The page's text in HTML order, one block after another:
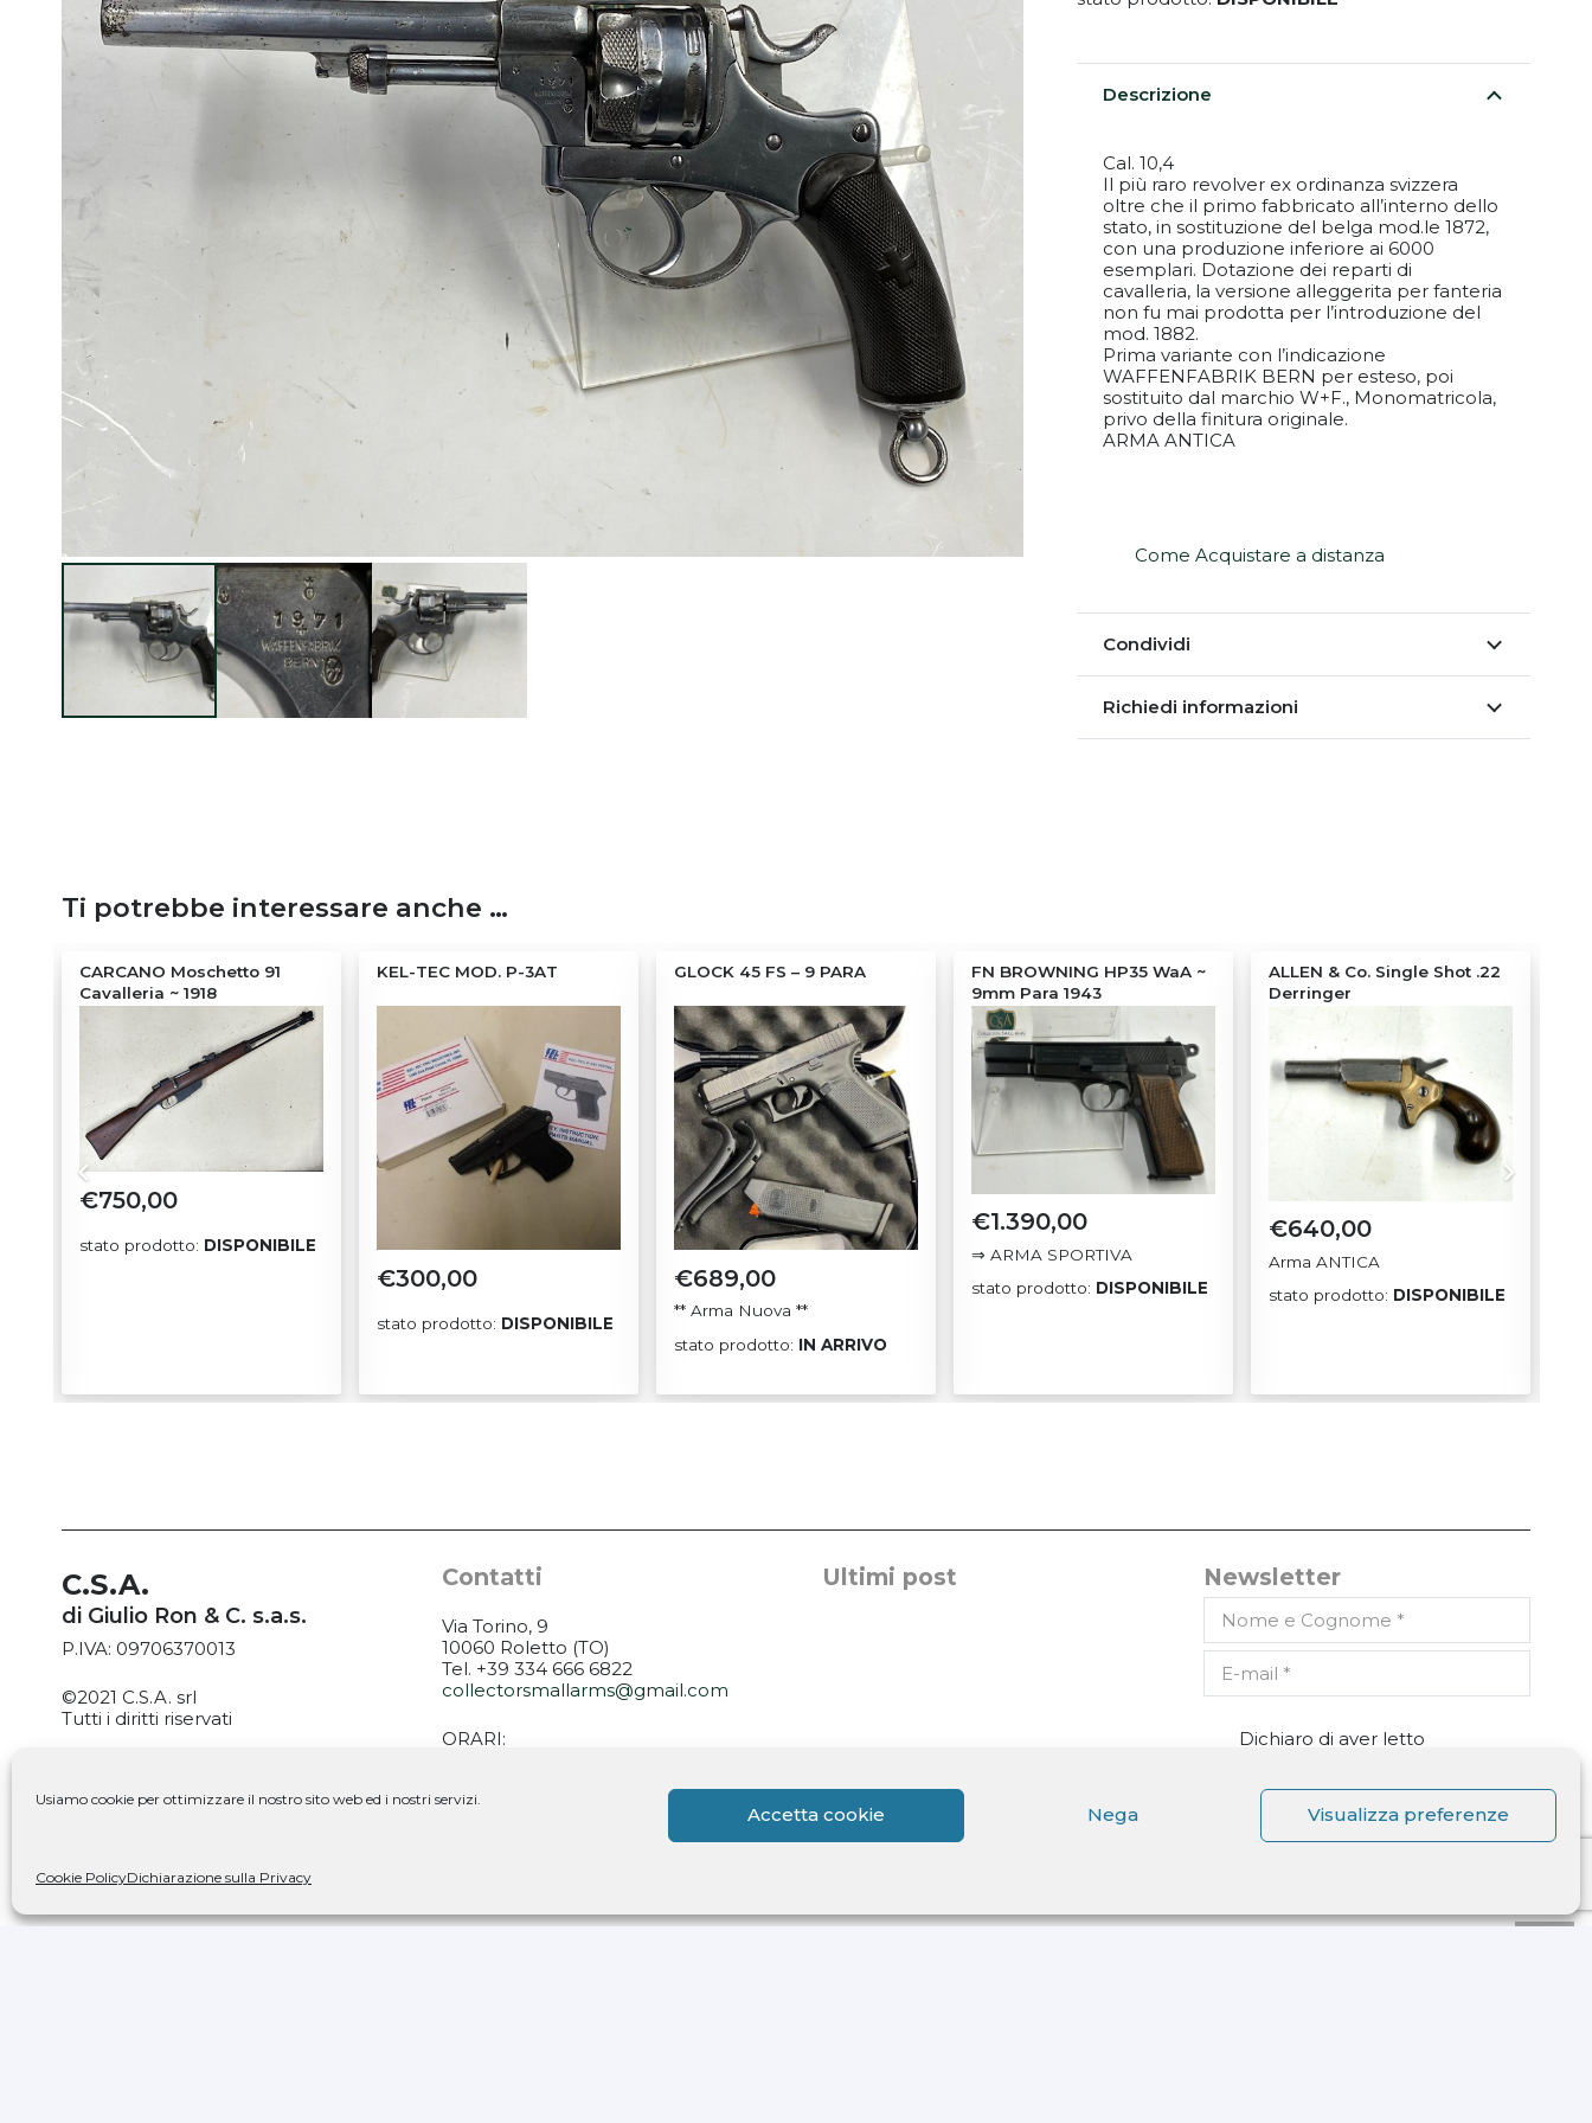
Usiamo cookie per ottimizzare il nostro sito web ed i nostri servizi.
Accetta cookie Nega Visualizza preferenze
Cookie PolicyDichiarazione sulla Privacy
Descrizione
Cal. 10,4
Il più raro revolver ex ordinanza svizzera
oltre che il primo fabbricato all’interno dello
stato, in sostituzione del belga mod.le 1872,
con una produzione inferiore ai 6000
esemplari. Dotazione dei reparti di
cavalleria, la versione alleggerita per fanteria
non fu mai prodotta per l’introduzione del
mod. 1882.
Prima variante con l’indicazione
WAFFENFABRIK BERN per esteso, poi
sostituito dal marchio W+F., Monomatricola,
privo della finitura originale.
ARMA ANTICA
Come Acquistare a distanza
Condividi
Richiedi informazioni
Ti potrebbe interessare anche …
CARCANO Moschetto 91
Cavalleria ~ 1918
€750,00
stato prodotto: DISPONIBILE
KEL-TEC MOD. P-3AT
€300,00
stato prodotto: DISPONIBILE
GLOCK 45 FS – 9 PARA
€689,00
** Arma Nuova **
stato prodotto: IN ARRIVO
FN BROWNING HP35 WaA ~
9mm Para 1943
€1.390,00
⇒ ARMA SPORTIVA
stato prodotto: DISPONIBILE
ALLEN & Co. Single Shot .22
Derringer
€640,00
Arma ANTICA
stato prodotto: DISPONIBILE
C.S.A.
di Giulio Ron & C. s.a.s.
P.IVA: 09706370013
©2021 C.S.A. srl
Tutti i diritti riservati
Contatti
Via Torino, 9
10060 Roletto (TO)
Tel. +39 334 666 6822
collectorsmallarms@gmail.com
ORARI:
SABATO: 9.30-13.00 / 14.00-18.0
Ultimi post Newsletter
Dichiaro di aver letto
e di autorizzare il trattamento
dei miei dati personali.